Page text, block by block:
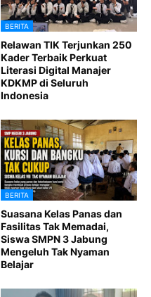
BERITA
Relawan TIK Terjunkan 250
Kader Terbaik Perkuat
Literasi Digital Manajer
KDKMP di Seluruh
Indonesia
BERITA
Suasana Kelas Panas dan
Fasilitas Tak Memadai,
Siswa SMPN 3 Jabung
Mengeluh Tak Nyaman
Belajar